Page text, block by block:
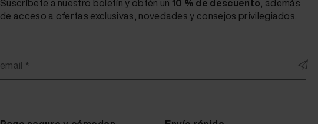
Suscríbete a nuestro boletín y obtén un 10 % de descuento, además
de acceso a ofertas exclusivas, novedades y consejos privilegiados.
email *